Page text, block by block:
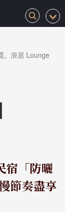
。浪居 Lounge
宿「防曬
節奏盡享